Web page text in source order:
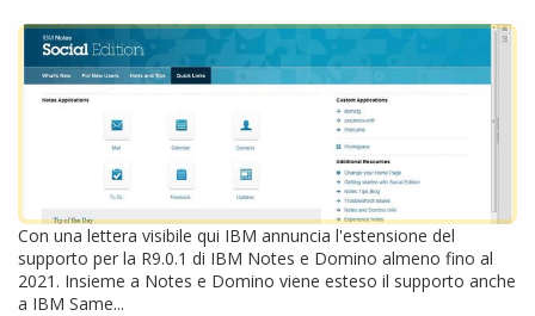
Con una lettera visibile qui IBM annuncia l'estensione del
supporto per la R9.0.1 di IBM Notes e Domino almeno fino al
2021. Insieme a Notes e Domino viene esteso il supporto anche
a IBM Same...